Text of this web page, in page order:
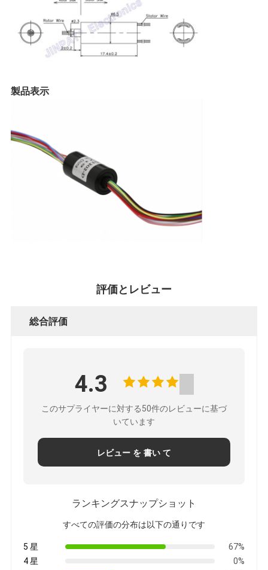
POLICY
製品表示
評価とレビュー
総合評価
4.3
このサプライヤーに対する50件のレビューに基づ
いています
レビュー を 書い て
ランキングスナップショット
すべての評価の分布は以下の通りです
5 星
67%
4 星
0%